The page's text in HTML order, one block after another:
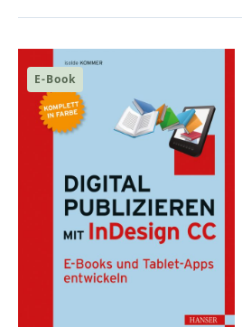
E-Book